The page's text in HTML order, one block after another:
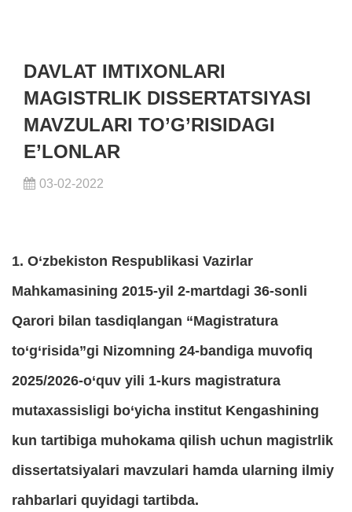
DAVLAT IMTIXONLARI
MAGISTRLIK DISSERTATSIYASI
MAVZULARI TO’G’RISIDAGI
E’LONLAR
03-02-2022
1. O‘zbekiston Respublikasi Vazirlar
Mahkamasining 2015-yil 2-martdagi 36-sonli
Qarori bilan tasdiqlangan “Magistratura
to‘g‘risida”gi Nizomning 24-bandiga muvofiq
2025/2026-o‘quv yili 1-kurs magistratura
mutaxassisligi bo‘yicha institut Kengashining
kun tartibiga muhokama qilish uchun magistrlik
dissertatsiyalari mavzulari hamda ularning ilmiy
rahbarlari quyidagi tartibda.